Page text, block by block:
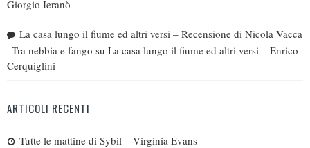
Giorgio Ieranò
La casa lungo il fiume ed altri versi – Recensione di Nicola Vacca
| Tra nebbia e fango su La casa lungo il fiume ed altri versi – Enrico
Cerquiglini
ARTICOLI RECENTI
Tutte le mattine di Sybil – Virginia Evans